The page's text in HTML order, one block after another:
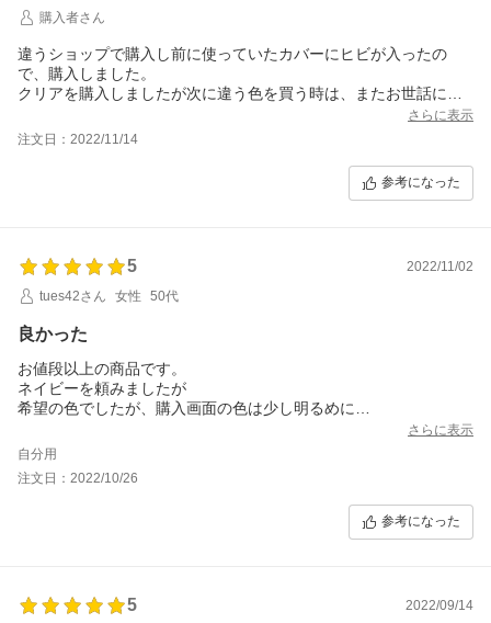
購入者さん
違うショップで購入し前に使っていたカバーにヒビが入ったの
で、購入しました。
クリアを購入しましたが次に違う色を買う時は、またお世話にな
さらに表示
注文日：2022/11/14
参考になった
5
2022/11/02
tues42さん
女性 50代
良かった
お値段以上の商品です。
ネイビーを頼みましたが
希望の色でしたが、購入画面の色は少し明るめに
さらに表示
自分用
注文日：2022/10/26
参考になった
5 2022/09/14